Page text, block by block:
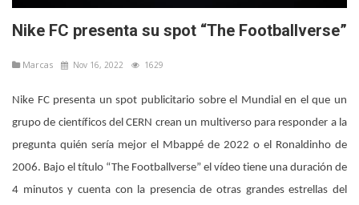
Nike FC presenta su spot “The Footballverse”
Marcas Nov 16, 2022 1629
Nike FC presenta un spot publicitario sobre el Mundial en el que un
grupo de científicos del CERN crean un multiverso para responder a la
pregunta quién sería mejor el Mbappé de 2022 o el Ronaldinho de
2006. Bajo el título “The Footballverse” el vídeo tiene una duración de
4 minutos y cuenta con la presencia de otras grandes estrellas del